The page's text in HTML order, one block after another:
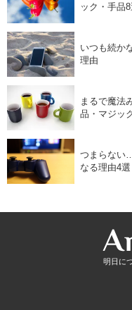
ック・手品8
いつも続か
理由
まるで魔法
品・マジッ
つまらない
なる理由4選
明日に